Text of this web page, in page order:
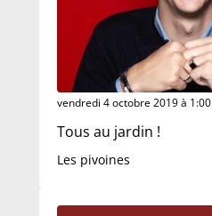
vendredi 4 octobre 2019 à 1:00
Tous au jardin !
Les pivoines